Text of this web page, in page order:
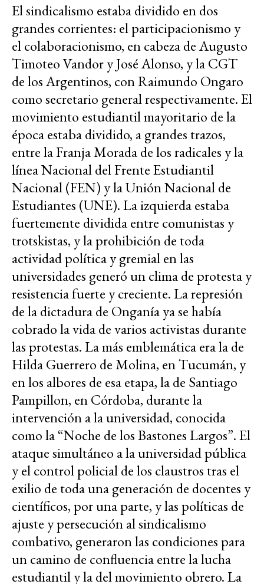
El sindicalismo estaba dividido en dos
grandes corrientes: el participacionismo y
el colaboracionismo, en cabeza de Augusto
Timoteo Vandor y José Alonso, y la CGT
de los Argentinos, con Raimundo Ongaro
como secretario general respectivamente. El
movimiento estudiantil mayoritario de la
época estaba dividido, a grandes trazos,
entre la Franja Morada de los radicales y la
línea Nacional del Frente Estudiantil
Nacional (FEN) y la Unión Nacional de
Estudiantes (UNE). La izquierda estaba
fuertemente dividida entre comunistas y
trotskistas, y la prohibición de toda
actividad política y gremial en las
universidades generó un clima de protesta y
resistencia fuerte y creciente. La represión
de la dictadura de Onganía ya se había
cobrado la vida de varios activistas durante
las protestas. La más emblemática era la de
Hilda Guerrero de Molina, en Tucumán, y
en los albores de esa etapa, la de Santiago
Pampillon, en Córdoba, durante la
intervención a la universidad, conocida
como la “Noche de los Bastones Largos”. El
ataque simultáneo a la universidad pública
y el control policial de los claustros tras el
exilio de toda una generación de docentes y
científicos, por una parte, y las políticas de
ajuste y persecución al sindicalismo
combativo, generaron las condiciones para
un camino de confluencia entre la lucha
estudiantil y la del movimiento obrero. La